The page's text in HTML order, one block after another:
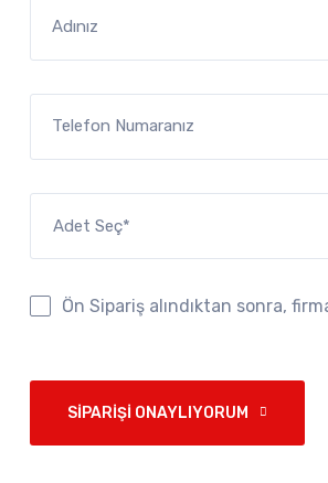
Adınız
Telefon Numaranız
Ön Sipariş alındıktan sonra,
SIPARIŞI ONAYLIYORUM